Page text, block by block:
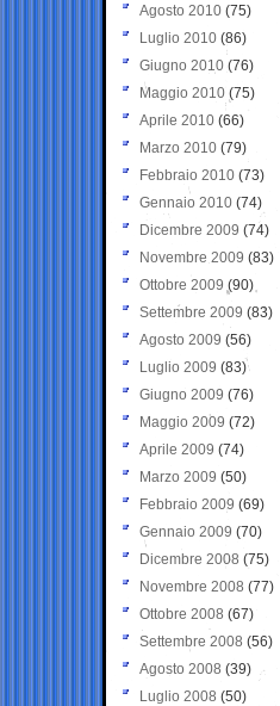
Agosto 2010 (75)
Luglio 2010 (86)
Giugno 2010 (76)
Maggio 2010 (75)
Aprile 2010 (66)
Marzo 2010 (79)
Febbraio 2010 (73)
Gennaio 2010 (74)
Dicembre 2009 (74)
Novembre 2009 (83)
Ottobre 2009 (90)
Settembre 2009 (83)
Agosto 2009 (56)
Luglio 2009 (83)
Giugno 2009 (76)
Maggio 2009 (72)
Aprile 2009 (74)
Marzo 2009 (50)
Febbraio 2009 (69)
Gennaio 2009 (70)
Dicembre 2008 (75)
Novembre 2008 (77)
Ottobre 2008 (67)
Settembre 2008 (56)
Agosto 2008 (39)
Luglio 2008 (50)